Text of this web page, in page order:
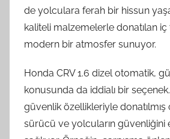
de yolculara ferah bir hissun
kaliteli malzemelerle donatılan iç
modern bir atmosfer sunuyor.
Honda CRV 1.6 dizel otomatik,
konusunda da iddialı bir
güvenlik özellikleriyle
sürücü ve yolcuların güvenliğini